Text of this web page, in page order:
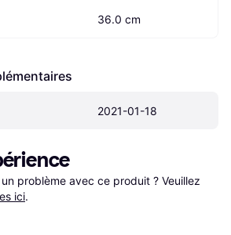
36.0 cm
2021-01-18
problème avec ce produit ? Veuillez
ici.